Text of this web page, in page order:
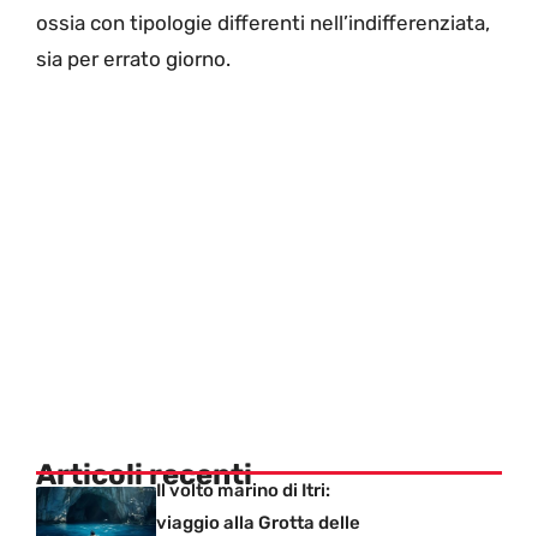
ossia con tipologie differenti nell’indifferenziata,
sia per errato giorno.
Articoli recenti
Il volto marino di Itri:
viaggio alla Grotta delle